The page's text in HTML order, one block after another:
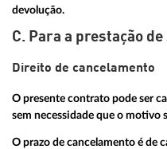
devolução.
C. Para a prestação
Direito de cancelamento
O presente contrato pode ser
sem necessidade que o motivo
O prazo de cancelamento é de